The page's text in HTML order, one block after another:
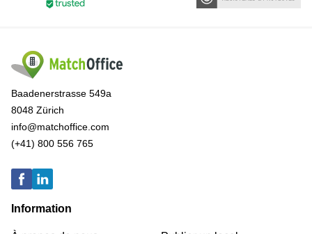
Baadenerstrasse 549a
8048 Zürich
info@matchoffice.com
(+41) 800 556 765
Information